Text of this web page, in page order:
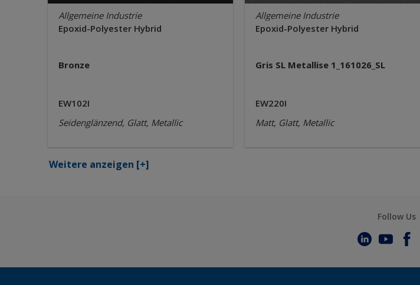
Allgemeine Industrie
Epoxid-Polyester Hybrid
Bronze
EW102I
Seidenglänzend, Glatt, Metallic
Allgemeine Industrie
Epoxid-Polyester Hybrid
Gris SL Metallise 1_161026_SL
EW220I
Matt, Glatt, Metallic
Weitere anzeigen [+]
Follow Us